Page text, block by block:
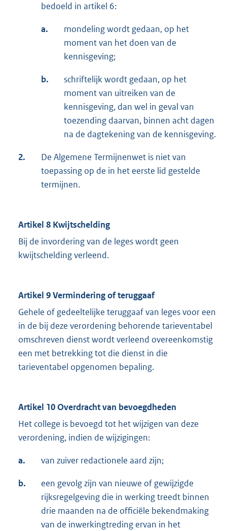
bedoeld in artikel 6:
a.
mondeling wordt gedaan, op het
moment van het doen van de
kennisgeving;
b.
schriftelijk wordt gedaan, op het
moment van uitreiken van de
kennisgeving, dan wel in geval van
toezending daarvan, binnen acht dagen
na de dagtekening van de kennisgeving.
2.
De Algemene Termijnenwet is niet van
toepassing op de in het eerste lid gestelde
termijnen.
Artikel 8 Kwijtschelding
Bij de invordering van de leges wordt geen
kwijtschelding verleend.
Artikel 9 Vermindering of teruggaaf
Gehele of gedeeltelijke teruggaaf van leges voor een
in de bij deze verordening behorende tarieventabel
omschreven dienst wordt verleend overeenkomstig
een met betrekking tot die dienst in die
tarieventabel opgenomen bepaling.
Artikel 10 Overdracht van bevoegdheden
Het college is bevoegd tot het wijzigen van deze
verordening, indien de wijzigingen:
a. van zuiver redactionele aard zijn;
b.
een gevolg zijn van nieuwe of gewijzigde
rijksregelgeving die in werking treedt binnen
drie maanden na de officiële bekendmaking
van de inwerkingtreding ervan in het